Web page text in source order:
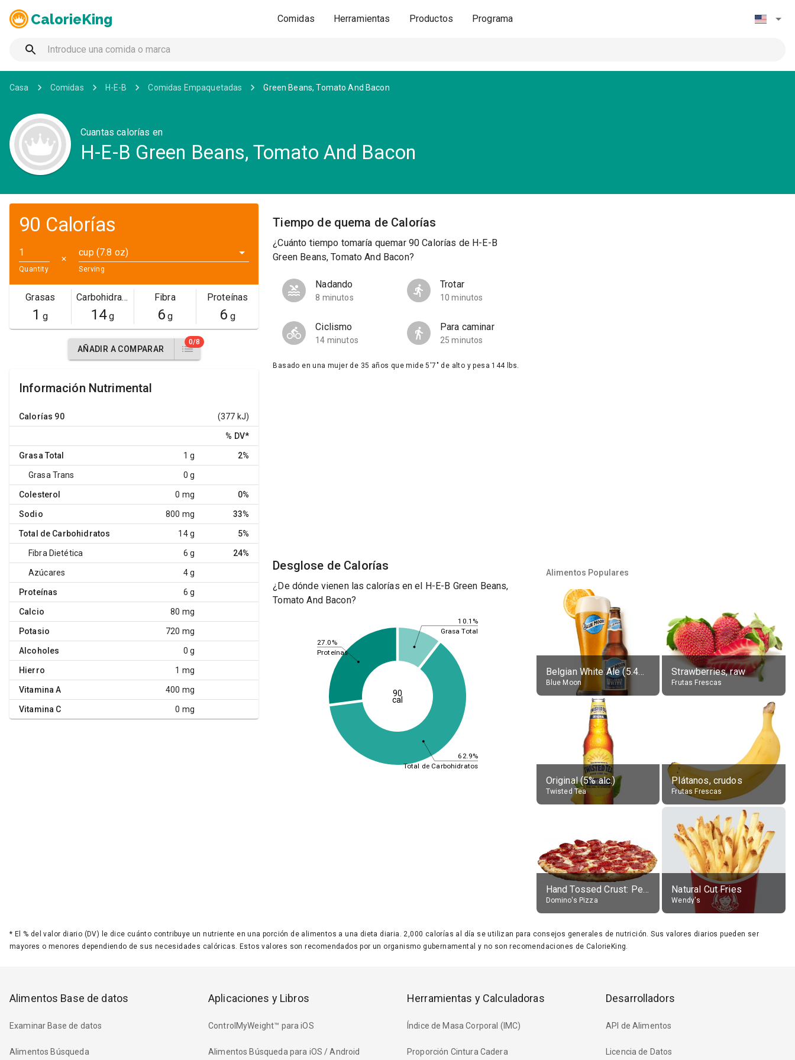
CalorieKing Comidas Herramientas Productos Programa
Casa Comidas H-E-B Comidas Empaquetadas Green Beans, Tomato And Bacon
Cuantas calorías en
H-E-B Green Beans, Tomato And Bacon
90 Calorías
Quantity
✕
cup (7.8 oz)
Serving
Grasas
1 g
Carbohidratos
14g
Fibra
6g
Proteínas
6 g
AÑADIR A COMPARAR
0/8
Información Nutrimental
Calorías 90 (377 kJ)
% DV*
Grasa Total 1 g 2%
Grasa Trans 0 g
Colesterol 0 mg 0%
Sodio 800 mg 33%
Total de Carbohidratos 14 g 5%
Fibra Dietética 6 g 24%
Azúcares 4 g
Proteínas 6 g
Calcio 80 mg
Potasio 720 mg
Alcoholes 0 g
Hierro 1 mg
Vitamina A 400 mg
Vitamina C 0 mg
Tiempo de quema de Calorías
¿Cuánto tiempo tomaría quemar 90 Calorías de H-E-B
Green Beans, Tomato And Bacon?
Nadando
8 minutos
Trotar
10 minutos
Ciclismo
14 minutos
Para caminar
25 minutos
Basado en una mujer de 35 años que mide 5'7" de alto y pesa 144 lbs.
Desglose de Calorías
¿De dónde vienen las calorías en el H-E-B Green Beans,
Tomato And Bacon?
10.1%
62.9%
27.0%
Grasa Total
Total de Carbohidratos
Proteínas
90
cal
Alimentos Populares
Belgian White Ale (5.4% alc.)
Blue Moon
Strawberries, raw
Frutas Frescas
Original (5% alc.)
Twisted Tea
Plátanos, crudos
Frutas Frescas
Hand Tossed Crust: Pepperoni Pizza (Large 14")
Domino's Pizza
Natural Cut Fries
Wendy's
* El % del valor diario (DV) le dice cuánto contribuye un nutriente en una porción de alimentos a una dieta diaria. 2,000 calorías al día se utilizan para consejos generales de nutrición. Sus valores diarios pueden ser
mayores o menores dependiendo de sus necesidades calóricas. Estos valores son recomendados por un organismo gubernamental y no son recomendaciones de CalorieKing.
Alimentos Base de datos
Examinar Base de datos
Alimentos Búsqueda
Aplicaciones y Libros
ControlMyWeight™ para iOS
Alimentos Búsqueda para iOS / Android
Herramientas y Calculadoras
Índice de Masa Corporal (IMC)
Proporción Cintura Cadera
Desarrolladors
API de Alimentos
Licencia de Datos